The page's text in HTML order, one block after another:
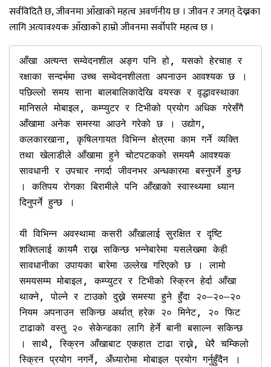
सर्वविदितै छ, जीवनमा आँखाको महत्व अवर्णनीय छ । जीवन र जगत् देख्नका
लागि अत्यावश्यक आँखाको हाम्रो जीवनमा सर्वोपरि महत्व छ ।
आँखा अत्यन्त सम्वेदनशील अङ्ग पनि हो, यसको हेरचाह र
रक्षाका सन्दर्भमा उच्च सम्वेदनशीलता अपनाउन आवश्यक छ ।
पछिल्लो समय साना बालबालिकादेखि वयस्क र वृद्धावस्थाका
मानिसले मोबाइल, कम्प्युटर र टिभीको प्रयोग अधिक गरेसँगै
आँखामा अनेक समस्या आउने गरेको छ । उद्योग,
कलकारखाना, कृषिलगायत विभिन्न क्षेत्रमा काम गर्ने व्यक्ति
तथा खेलाडीले आँखामा हुने चोटपटकको समयमै आवश्यक
सावधानी र उपचार नगर्दा जीवनभर अन्धकारमा बस्नुपर्ने हुन्छ
। कतिपय रोगका बिरामीले पनि आँखाको स्वास्थ्यमा ध्यान
दिनुपर्ने हुन्छ ।
यी विभिन्न अवस्थामा कसरी आँखालाई सुरक्षित र दृष्टि
शक्तिलाई कायमै राख्न सकिन्छ भन्नेबारेमा यसलेखमा केही
सावधानीका उपायका बारेमा उल्लेख गरिएको छ । लामो
समयसम्म मोबाइल, कम्प्युटर र टिभीको स्क्रिन हेर्दा आँखा
थाक्ने, पोल्ने र टाउको दुख्ने समस्या हुने हुँदा २०–२०–२०
नियम अपनाउन सकिन्छ अर्थात् हरेक २० मिनेट, २० फिट
टाढाको वस्तु २० सेकेन्डका लागि हेर्ने बानी बसाल्न सकिन्छ
। साथै, स्क्रिन आँखाबाट एकहात टाढा राख्ने, धेरै चम्किलो
स्क्रिन प्रयोग नगर्ने, अँध्यारोमा मोबाइल प्रयोग गर्नुहुँदैन ।